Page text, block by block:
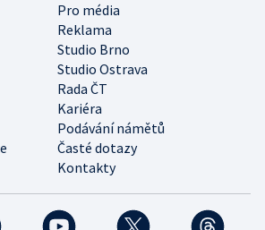
Pro média
Reklama
Studio Brno
Studio Ostrava
Rada ČT
Kariéra
Podávání námětů
Časté dotazy
Kontakty